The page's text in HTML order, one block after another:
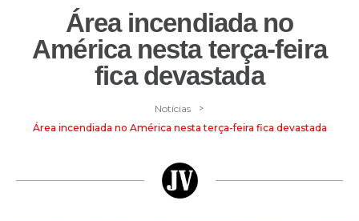
Área incendiada no
América nesta terça-feira
fica devastada
Notícias >
Área incendiada no América nesta terça-feira fica devastada